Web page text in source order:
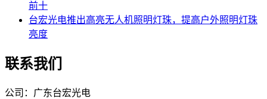
前十
台宏光电推出高亮无人机照明灯珠，提高户外照明灯珠
亮度
联系我们
公司：广东台宏光电